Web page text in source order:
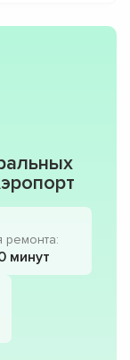
ремонта:
минут